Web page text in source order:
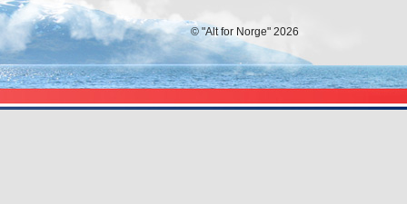
© "Alt for Norge" 2026